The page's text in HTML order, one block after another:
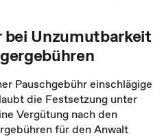
bei Unzumutbarkeit
Pauschgebühr einschlägige
die Festsetzung unter
Vergütung nach den
für den Anwalt